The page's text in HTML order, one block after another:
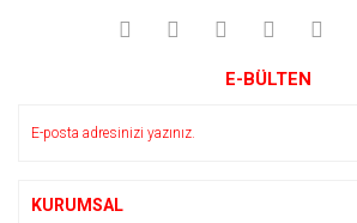
Yorum Yaz
Ürün açıklamasında eksik bilgiler bulunuyor.
E-BÜLTEN
KURUMSAL